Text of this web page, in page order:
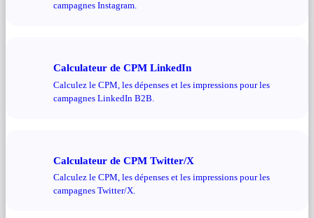
campagnes Instagram.
Calculateur de CPM LinkedIn
Calculez le CPM, les dépenses et les impressions pour les
campagnes LinkedIn B2B.
Calculateur de CPM Twitter/X
Calculez le CPM, les dépenses et les impressions pour les
campagnes Twitter/X.